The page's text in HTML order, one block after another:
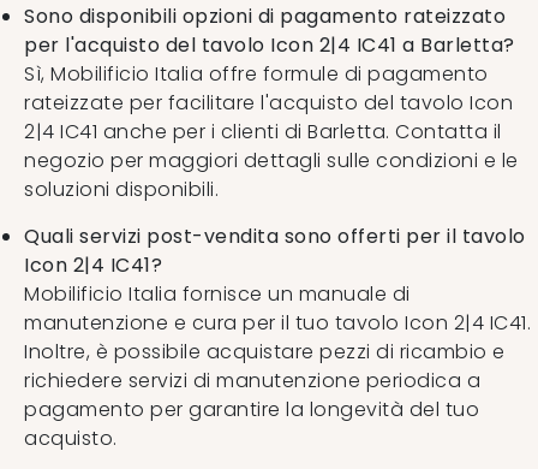
Sono disponibili opzioni di pagamento rateizzato
per l'acquisto del tavolo Icon 2|4 IC41 a Barletta?
Sì, Mobilificio Italia offre formule di pagamento
rateizzate per facilitare l'acquisto del tavolo Icon
2|4 IC41 anche per i clienti di Barletta. Contatta il
negozio per maggiori dettagli sulle condizioni e le
soluzioni disponibili.
Quali servizi post-vendita sono offerti per il tavolo
Icon 2|4 IC41?
Mobilificio Italia fornisce un manuale di
manutenzione e cura per il tuo tavolo Icon 2|4 IC41.
Inoltre, è possibile acquistare pezzi di ricambio e
richiedere servizi di manutenzione periodica a
pagamento per garantire la longevità del tuo
acquisto.